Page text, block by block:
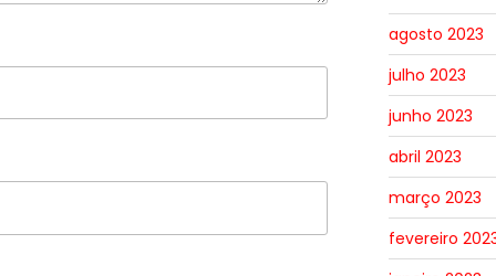
agosto 2023
julho 2023
junho 2023
abril 2023
março 2023
fevereiro